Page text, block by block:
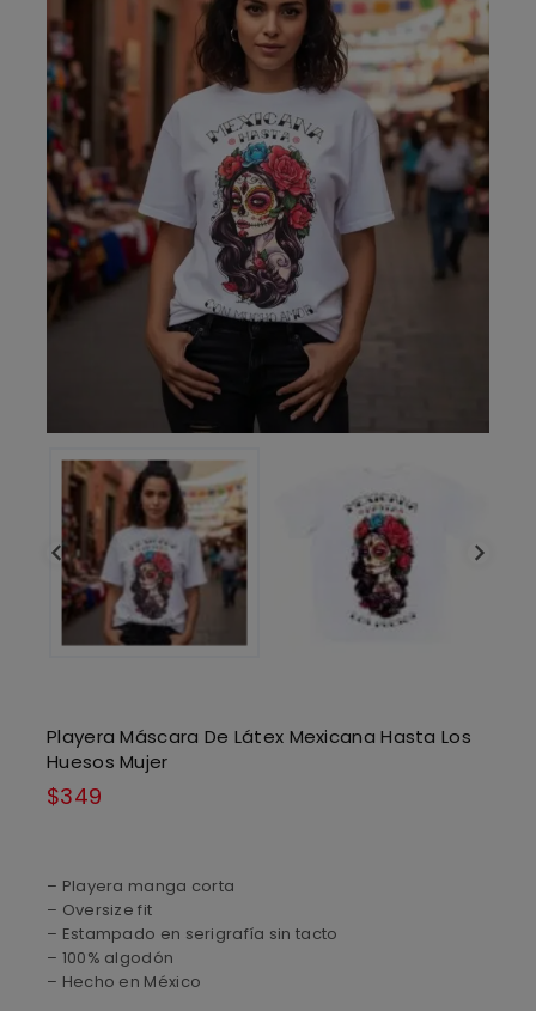
Playera Máscara De Látex Mexicana Hasta Los
Huesos Mujer
$349
– Playera manga corta
– Oversize fit
– Estampado en serigrafía sin tacto
– 100% algodón
– Hecho en México